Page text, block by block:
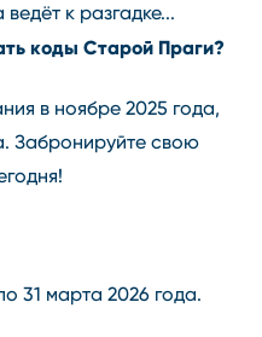
к разгадке...
коды Старой Праги?
в ноябре 2025 года,
Забронируйте свою
31 марта 2026 года.